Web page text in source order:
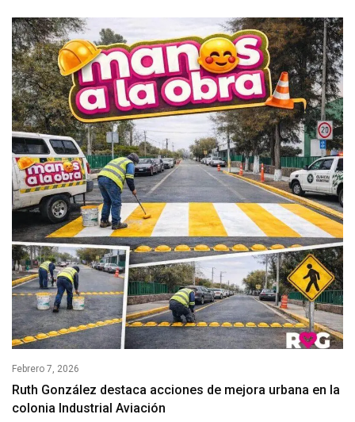
Febrero 7, 2026
Ruth González destaca acciones de mejora urbana en la
colonia Industrial Aviación